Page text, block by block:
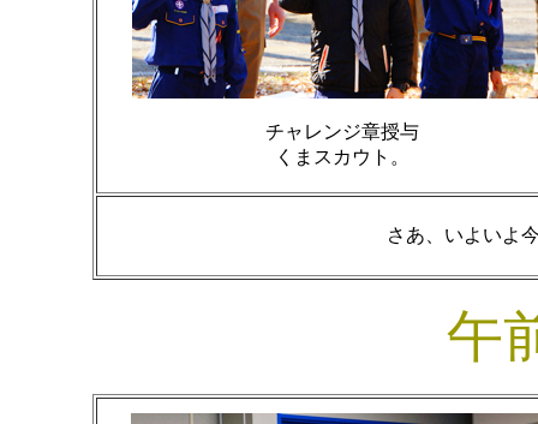
チャレンジ章授与
くまスカウト。
さあ、いよいよ
午